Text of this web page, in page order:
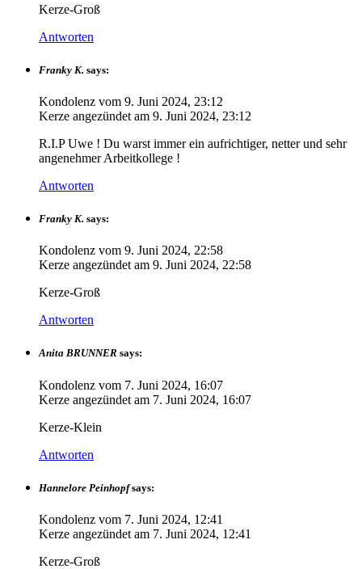
Kerze-Groß
Antworten
Franky K. says:
Kondolenz vom 9. Juni 2024, 23:12
Kerze angezündet am 9. Juni 2024, 23:12
R.I.P Uwe ! Du warst immer ein aufrichtiger, netter und sehr
angenehmer Arbeitkollege !
Antworten
Franky K. says:
Kondolenz vom 9. Juni 2024, 22:58
Kerze angezündet am 9. Juni 2024, 22:58
Kerze-Groß
Antworten
Anita BRUNNER says:
Kondolenz vom 7. Juni 2024, 16:07
Kerze angezündet am 7. Juni 2024, 16:07
Kerze-Klein
Antworten
Hannelore Peinhopf says:
Kondolenz vom 7. Juni 2024, 12:41
Kerze angezündet am 7. Juni 2024, 12:41
Kerze-Groß